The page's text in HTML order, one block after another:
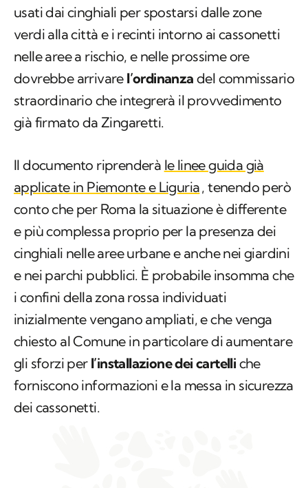
usati dai cinghiali per spostarsi dalle zone
verdi alla città e i recinti intorno ai cassonetti
nelle aree a rischio, e nelle prossime ore
dovrebbe arrivare l’ordinanzadel commissario
straordinario che integrerà il provvedimento
già firmato da Zingaretti.
Il documento riprenderà le linee guida già
applicate in Piemonte e Liguria, tenendo però
conto che per Roma la situazione è differente
e più complessa proprio per la presenza dei
cinghiali nelle aree urbane e anche nei giardini
e nei parchi pubblici. È probabile insomma che
i confini della zona rossa individuati
inizialmente vengano ampliati, e che venga
chiesto al Comune in particolare di aumentare
gli sforzi per l’installazione dei cartelli che
forniscono informazioni e la messa in sicurezza
dei cassonetti.